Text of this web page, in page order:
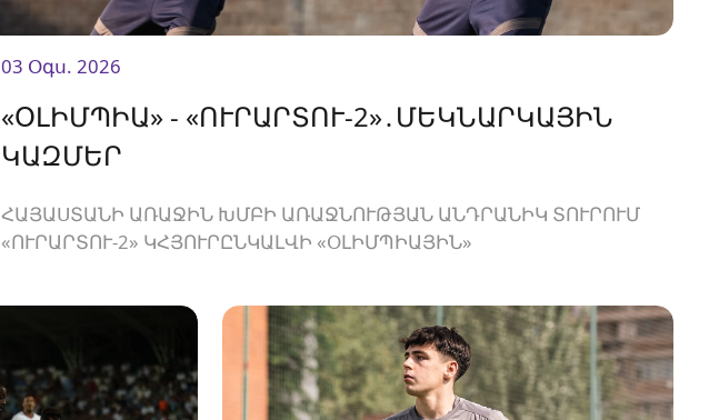
03 Օգս. 2026
«ՕԼԻՄՊԻԱ» - «ՈՒՐԱՐՏՈՒ-2»․ՄԵԿՆԱՐԿԱՅԻՆ
ԿԱԶՄԵՐ
ՀԱՅԱՍՏԱՆԻ ԱՌԱՋԻՆ ԽՄԲԻ ԱՌԱՋՆՈՒԹՅԱՆ ԱՆԴՐԱՆԻԿ ՏՈՒՐՈՒՄ
«ՈՒՐԱՐՏՈՒ-2» ԿՀՅՈՒՐԸՆԿԱԼՎԻ «ՕԼԻՄՊԻԱՅԻՆ»